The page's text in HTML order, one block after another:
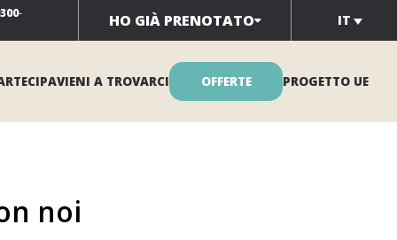
- HO GIÀ PRENOTATO IT
VIENI A TROVARCI OFFERTE PROGETTO UE
noi